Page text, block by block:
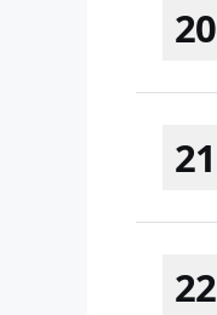
20
21
22